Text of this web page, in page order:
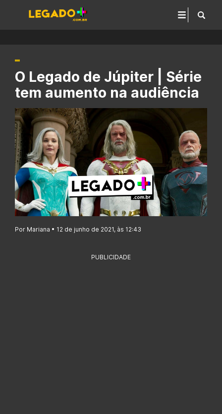
O Legado de Júpiter | Série
tem aumento na audiência
Por Mariana • 12 de junho de 2021, às 12:43
PUBLICIDADE